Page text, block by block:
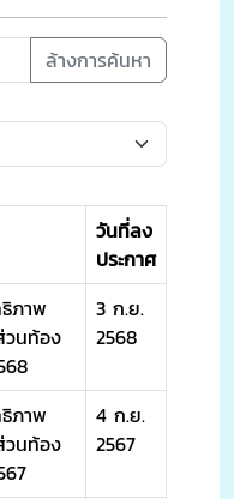
ล้างการค้นหา
วันที่ลง
ประกาศ
ภาพ
นท้อง
3 ก.ย.
2568
ภาพ
นท้อง
4 ก.ย.
2567